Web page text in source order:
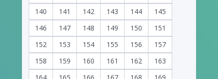
140
141 142 143 144
145
146
147 148 149 150
151
152
153 154 155 156
157
158
159 160 161 162
163